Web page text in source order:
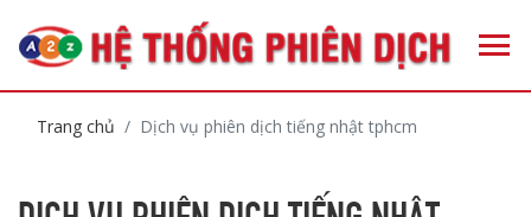
Trang chủ Dịch vụ phiên dịch tiếng nhật tphcm